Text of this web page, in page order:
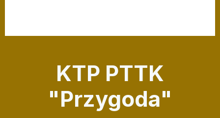
KTP PTTK
"Przygoda"